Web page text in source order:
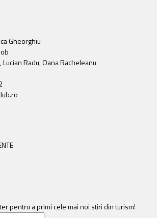
Gheorghiu
Radu, Oana Racheleanu
pentru a primi cele mai noi stiri din turism!